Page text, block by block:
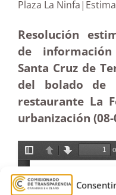
Plaza La
Resolución
de
Santa Cruz de
del bolado de
restaurante La
urbanización (08-